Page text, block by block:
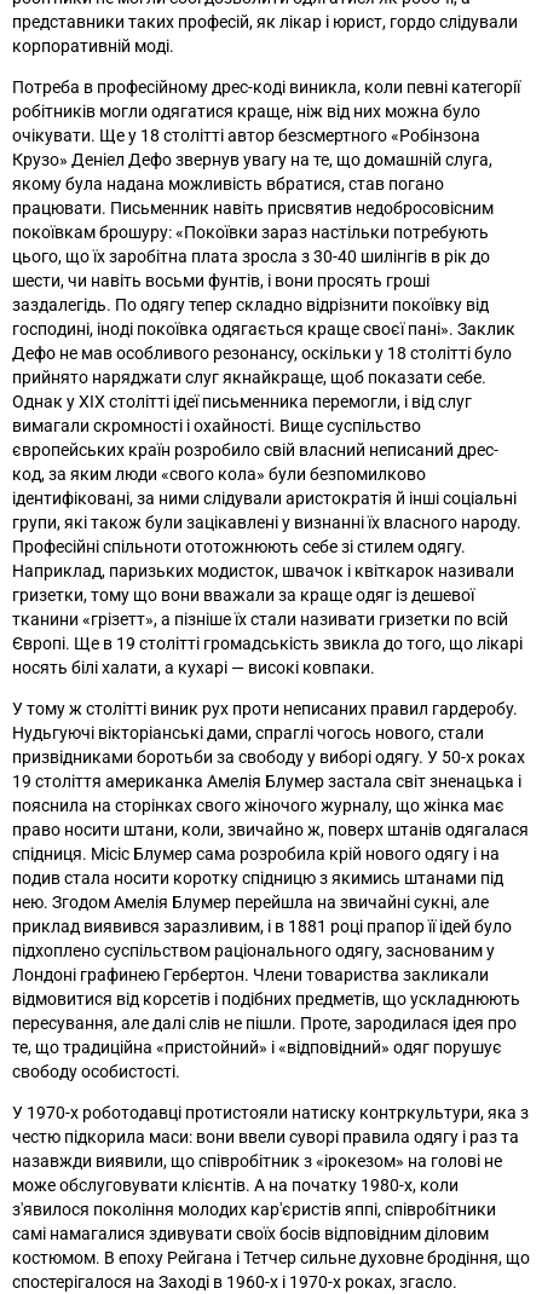
представники таких професій, як лікар і юрист, гордо слідували
корпоративній моді.
Потреба в професійному дрес-коді виникла, коли певні категорії
робітників могли одягатися краще, ніж від них можна було
очікувати. Ще у 18 столітті автор безсмертного «Робінзона
Крузо» Деніел Дефо звернув увагу на те, що домашній слуга,
якому була надана можливість вбратися, став погано
працювати. Письменник навіть присвятив недобросовісним
покоївкам брошуру: «Покоївки зараз настільки потребують
цього, що їх заробітна плата зросла з 30-40 шилінгів в рік до
шести, чи навіть восьми фунтів, і вони просять гроші
заздалегідь. По одягу тепер складно відрізнити покоївку від
господині, іноді покоївка одягається краще своєї пані». Заклик
Дефо не мав особливого резонансу, оскільки у 18 столітті було
прийнято наряджати слуг якнайкраще, щоб показати себе.
Однак у XIX столітті ідеї письменника перемогли, і від слуг
вимагали скромності і охайності. Вище суспільство
європейських країн розробило свій власний неписаний дрес-
код, за яким люди «свого кола» були безпомилково
ідентифіковані, за ними слідували аристократія й інші соціальні
групи, які також були зацікавлені у визнанні їх власного народу.
Професійні спільноти ототожнюють себе зі стилем одягу.
Наприклад, паризьких модисток, швачок і квіткарок називали
гризетки, тому що вони вважали за краще одяг із дешевої
тканини «грізетт», а пізніше їх стали називати гризетки по всій
Європі. Ще в 19 столітті громадськість звикла до того, що лікарі
носять білі халати, а кухарі — високі ковпаки.
У тому ж столітті виник рух проти неписаних правил гардеробу.
Нудьгуючі вікторіанські дами, спраглі чогось нового, стали
призвідниками боротьби за свободу у виборі одягу. У 50-х роках
19 століття американка Амелія Блумер застала світ зненацька і
пояснила на сторінках свого жіночого журналу, що жінка має
право носити штани, коли, звичайно ж, поверх штанів одягалася
спідниця. Місіс Блумер сама розробила крій нового одягу і на
подив стала носити коротку спідницю з якимись штанами під
нею. Згодом Амелія Блумер перейшла на звичайні сукні, але
приклад виявився заразливим, і в 1881 році прапор її ідей було
підхоплено суспільством раціонального одягу, заснованим у
Лондоні графинею Гербертон. Члени товариства закликали
відмовитися від корсетів і подібних предметів, що ускладнюють
пересування, але далі слів не пішли. Проте, зародилася ідея про
те, що традиційна «пристойний» і «відповідний» одяг порушує
свободу особистості.
У 1970-х роботодавці протистояли натиску контркультури, яка з
честю підкорила маси: вони ввели суворі правила одягу і раз та
назавжди виявили, що співробітник з «ірокезом» на голові не
може обслуговувати клієнтів. А на початку 1980-х, коли
з'явилося покоління молодих кар'єристів яппі, співробітники
самі намагалися здивувати своїх босів відповідним діловим
костюмом. В епоху Рейгана і Тетчер сильне духовне бродіння, що
спостерігалося на Заході в 1960-х і 1970-х роках, згасло.